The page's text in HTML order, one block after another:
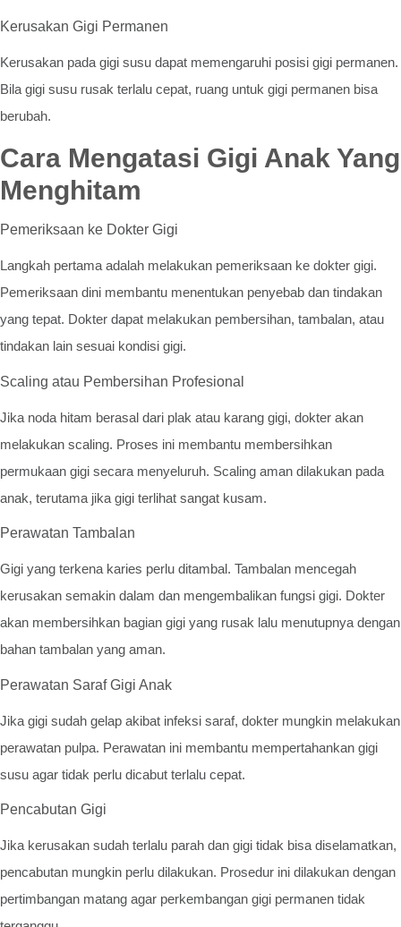
Kerusakan Gigi Permanen
Kerusakan pada gigi susu dapat memengaruhi posisi gigi permanen.
Bila gigi susu rusak terlalu cepat, ruang untuk gigi permanen bisa
berubah.
Cara Mengatasi Gigi Anak Yang
Menghitam
Pemeriksaan ke Dokter Gigi
Langkah pertama adalah melakukan pemeriksaan ke dokter gigi.
Pemeriksaan dini membantu menentukan penyebab dan tindakan
yang tepat. Dokter dapat melakukan pembersihan, tambalan, atau
tindakan lain sesuai kondisi gigi.
Scaling atau Pembersihan Profesional
Jika noda hitam berasal dari plak atau karang gigi, dokter akan
melakukan scaling. Proses ini membantu membersihkan
permukaan gigi secara menyeluruh. Scaling aman dilakukan pada
anak, terutama jika gigi terlihat sangat kusam.
Perawatan Tambalan
Gigi yang terkena karies perlu ditambal. Tambalan mencegah
kerusakan semakin dalam dan mengembalikan fungsi gigi. Dokter
akan membersihkan bagian gigi yang rusak lalu menutupnya dengan
bahan tambalan yang aman.
Perawatan Saraf Gigi Anak
Jika gigi sudah gelap akibat infeksi saraf, dokter mungkin melakukan
perawatan pulpa. Perawatan ini membantu mempertahankan gigi
susu agar tidak perlu dicabut terlalu cepat.
Pencabutan Gigi
Jika kerusakan sudah terlalu parah dan gigi tidak bisa diselamatkan,
pencabutan mungkin perlu dilakukan. Prosedur ini dilakukan dengan
pertimbangan matang agar perkembangan gigi permanen tidak